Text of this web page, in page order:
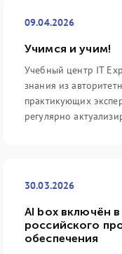
09.04.2026
Учимся и учим!
Учебный центр IT
знания из
практикующих
регулярно
30.03.2026
AI box включён в
российского
обеспечения